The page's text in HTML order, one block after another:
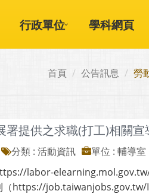
行政單位 學科網頁
首頁 公告訊息 勞
署提供之求職(打工)相關
分類 : 活動資訊 單位 : 輔導室
labor-
（https://